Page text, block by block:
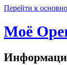
Перейти к
Моё